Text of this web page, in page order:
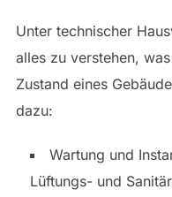
Unter technischer
alles zu verstehen,
Zustand eines
dazu:
Wartung und
Lüftungs- und